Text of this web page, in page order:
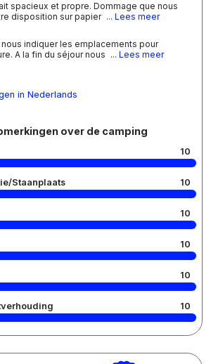
spacieux et propre. Dommage que nous
disposition sur papier ... Lees meer
indiquer les emplacements pour
A la fin du séjour nous ... Lees meer
in Nederlands
over de camping
10
Staanplaats 10
10
10
10
10